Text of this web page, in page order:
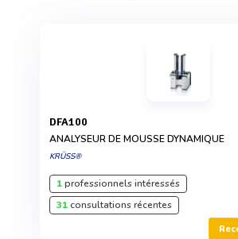
DFA100
ANALYSEUR DE MOUSSE DYNAMIQUE
KRÜSS®
1professionnels intéressés
31consultations récentes